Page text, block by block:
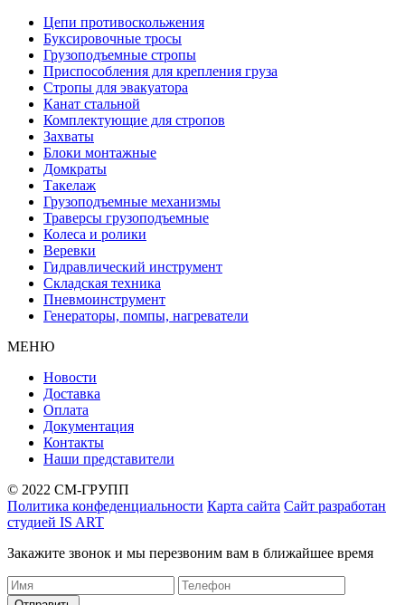
Цепи противоскольжения
Буксировочные тросы
Грузоподъемные стропы
Приспособления для крепления груза
Стропы для эвакуатора
Канат стальной
Комплектующие для стропов
Захваты
Блоки монтажные
Домкраты
Такелаж
Грузоподъемные механизмы
Траверсы грузоподъемные
Колеса и ролики
Веревки
Гидравлический инструмент
Складская техника
Пневмоинструмент
Генераторы, помпы, нагреватели
МЕНЮ
Новости
Доставка
Оплата
Документация
Контакты
Наши представители
© 2022 СМ-ГРУПП
Политика конфеденциальности Карта сайта Сайт разработан
студией IS ART
Закажите звонок и мы перезвоним вам в ближайшее время